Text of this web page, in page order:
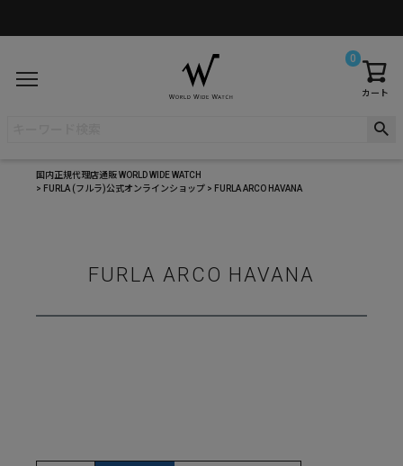
カート
0
国内正規代理店通販 WORLD WIDE WATCH
FURLA (フルラ)公式オンラインショップ
FURLA ARCO HAVANA
FURLA ARCO HAVANA